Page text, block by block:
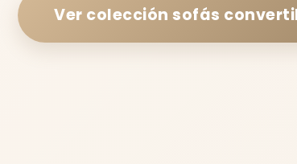
Ver colecciónsofás